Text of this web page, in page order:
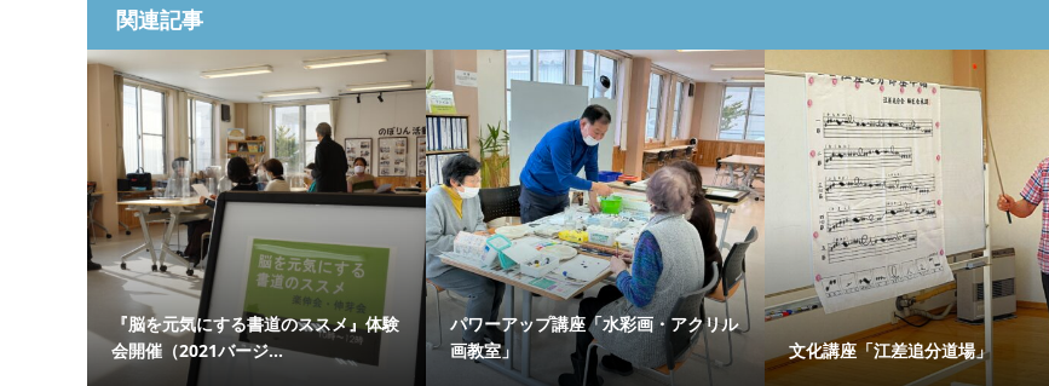
関連記事
『脳を元気にする書道のススメ』体験
会開催（2021バージ...
パワーアップ講座「水彩画・アクリル
画教室」
文化講座「江差追分道場」